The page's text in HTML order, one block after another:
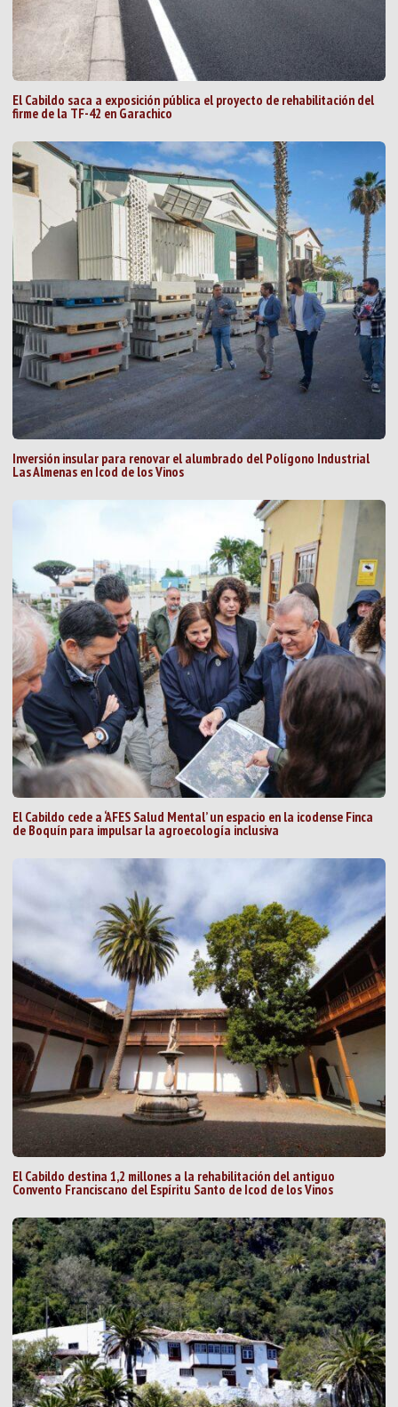
El Cabildo saca a exposición pública el proyecto de rehabilitación del
firme de la TF-42 en Garachico
Inversión insular para renovar el alumbrado del Polígono Industrial
Las Almenas en Icod de los Vinos
El Cabildo cede a ‘AFES Salud Mental’ un espacio en la icodense Finca
de Boquín para impulsar la agroecología inclusiva
El Cabildo destina 1,2 millones a la rehabilitación del antiguo
Convento Franciscano del Espíritu Santo de Icod de los Vinos